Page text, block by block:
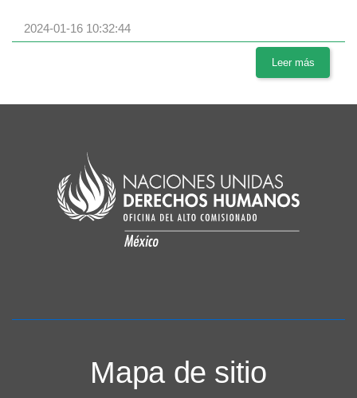
2024-01-16 10:32:44
Leer más
Mapa de sitio